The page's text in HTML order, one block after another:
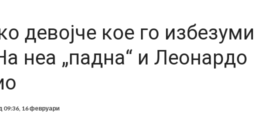
девојче кое го избезуми
неа „падна“ и Леонардо
09:36, 16 февруари